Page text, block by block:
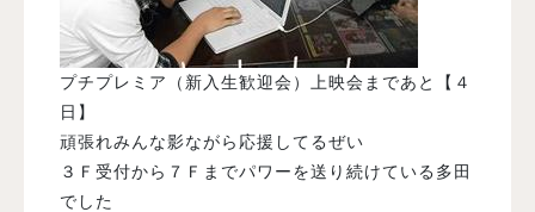
プチプレミア（新入生歓迎会）上映会まであと【４
日】
頑張れみんな影ながら応援してるぜい
３Ｆ受付から７Ｆまでパワーを送り続けている多田
でした